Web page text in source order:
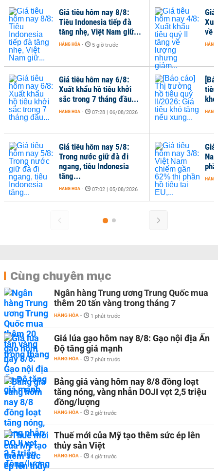
Giá tiêu hôm nay 8/8:
Tiêu Indonesia tiếp đà
tăng nhẹ, Việt Nam giữ...
HÀNG HÓA - 5 giờ trước
Giá tiêu hôm nay 6/8:
Xuất khẩu hồ tiêu khởi
sắc trong 7 tháng đầu...
HÀNG HÓA - 07:28 | 06/08/2026
Giá tiêu hôm nay 5/8:
Trong nước giữ đà đi
ngang, tiêu Indonesia
tăng...
HÀNG HÓA - 07:02 | 05/08/2026
về
HÀNG
HÀNG
HÀNG
Cùng chuyên mục
Ngân hàng Trung ương Trung Quốc mua
thêm 20 tấn vàng trong tháng 7
HÀNG HÓA - 1 phút trước
Giá lúa gạo hôm nay 8/8: Gạo nội địa Ấn
Độ tăng giá mạnh
HÀNG HÓA - 7 phút trước
Bảng giá vàng hôm nay 8/8 đồng loạt
tăng nóng, vàng nhẫn DOJI vọt 2,5 triệu
đồng/lượng
HÀNG HÓA - 2 giờ trước
Thuế mới của Mỹ tạo thêm sức ép lên
thủy sản Việt
HÀNG HÓA - 4 giờ trước